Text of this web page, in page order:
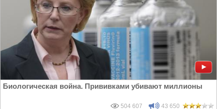
Биологическая война. Прививками убивают миллионы
504 607 43 650